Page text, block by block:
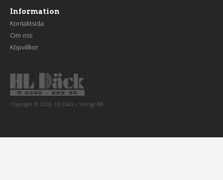
Information
Kontaktsida
Om oss
Köpvillkor
Copyright © 2026, HL Däck i Sverige AB